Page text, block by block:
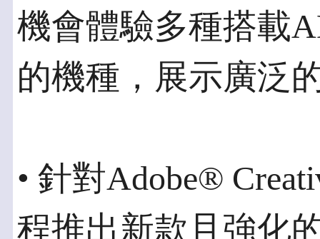
機會體驗多種搭載
的機種，展示廣泛
• 針對Adobe®
程推出新款且強化